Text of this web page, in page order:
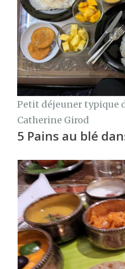
Petit déjeuner typique
Catherine Girod
5 Pains au blé